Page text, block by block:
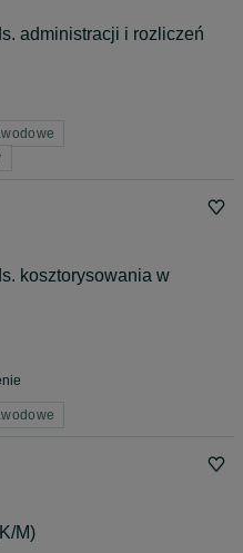
administracji i rozliczeń
kosztorysowania w
M)